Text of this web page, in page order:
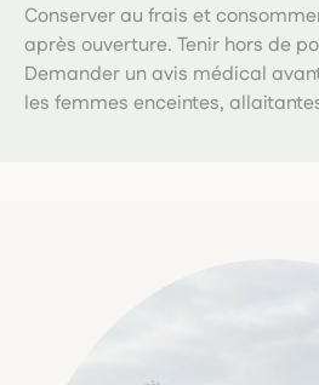
Conserver au frais et
après ouverture. Tenir hors de
Demander un avis médical
les femmes enceintes,